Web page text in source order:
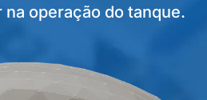
operação do tanque.